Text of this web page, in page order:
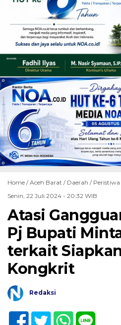
Home /Aceh Barat / Daerah / Peristiwa
Senin, 22 Juli 2024 - 20:32 WIB
Atasi
Pj Bupati
terkait
Kongkrit
Redaksi